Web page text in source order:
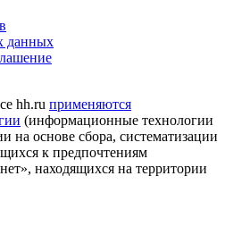
данных
hh.ru применяются
(информационные технологии
на основе сбора, систематизации
к предпочтениям
находящихся на территории